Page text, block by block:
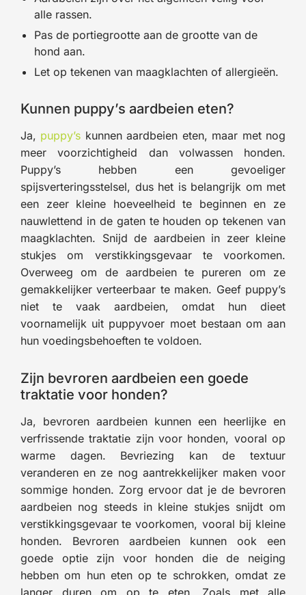
alle rassen.
Pas de portiegrootte aan de grootte van de
hond aan.
Let op tekenen van maagklachten of allergieën.
Kunnen puppy’s aardbeien eten?
Ja, puppy’s kunnen aardbeien eten, maar met nog
meer voorzichtigheid dan volwassen honden.
Puppy’s hebben een gevoeliger
spijsverteringsstelsel, dus het is belangrijk om met
een zeer kleine hoeveelheid te beginnen en ze
nauwlettend in de gaten te houden op tekenen van
maagklachten. Snijd de aardbeien in zeer kleine
stukjes om verstikkingsgevaar te voorkomen.
Overweeg om de aardbeien te pureren om ze
gemakkelijker verteerbaar te maken. Geef puppy’s
niet te vaak aardbeien, omdat hun dieet
voornamelijk uit puppyvoer moet bestaan om aan
hun voedingsbehoeften te voldoen.
Zijn bevroren aardbeien een goede
traktatie voor honden?
Ja, bevroren aardbeien kunnen een heerlijke en
verfrissende traktatie zijn voor honden, vooral op
warme dagen. Bevriezing kan de textuur
veranderen en ze nog aantrekkelijker maken voor
sommige honden. Zorg ervoor dat je de bevroren
aardbeien nog steeds in kleine stukjes snijdt om
verstikkingsgevaar te voorkomen, vooral bij kleine
honden. Bevroren aardbeien kunnen ook een
goede optie zijn voor honden die de neiging
hebben om hun eten op te schrokken, omdat ze
langer duren om op te eten. Zoals met alle